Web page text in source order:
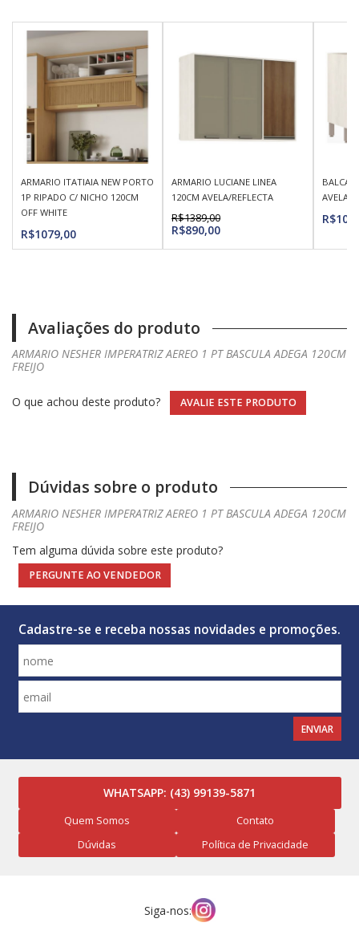
ARMARIO ITATIAIA NEW PORTO
1P RIPADO C/ NICHO 120CM
OFF WHITE
R$1079,00
ARMARIO LUCIANE LINEA
120CM AVELA/REFLECTA
R$1389,00
R$890,00
AVELA
Avaliações do produto
ARMARIO NESHER IMPERATRIZ AEREO 1 PT BASCULA ADEGA 120CM
FREIJO
O que achou deste produto? AVALIE ESTE PRODUTO
Dúvidas sobre o produto
ARMARIO NESHER IMPERATRIZ AEREO 1 PT BASCULA ADEGA 120CM
FREIJO
Tem alguma dúvida sobre este produto?
PERGUNTE AO VENDEDOR
Cadastre-se e receba nossas novidades e promoções.
ENVIAR
WHATSAPP: (43) 99139-5871
Quem Somos
Contato
Dúvidas
Política de Privacidade
Siga-nos: